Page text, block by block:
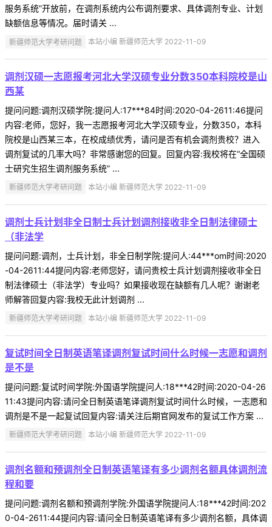
服务系统”开放前，在调剂系统内公布调剂要求、具体调剂专业、计划
缺额信息等情况。届时请关 ...
新疆师范大学考研问题 本站小编 新疆师范大学 2022-11-09
调剂汉硕一志愿报考河北大学汉硕专业分数350本科院校是山
西某
提问问题:调剂汉硕学院:提问人:17***84时间:2020-04-2611:46提问
内容:老师，您好，我一志愿报考河北大学汉硕专业，分数350，本科
院校是山西某三本，在校成绩优秀，请问是否有机会调剂贵校？进入
调剂复试的几率大吗？非常感谢您的回复。回复内容:我校将在“全国硕
士研究生招生调剂服务系统” ...
新疆师范大学考研问题 本站小编 新疆师范大学 2022-11-09
调剂士兵计划非全日制士兵计划调剂接收非全日制法律硕士
（非法学
提问问题:调剂，士兵计划，非全日制学院:提问人:44***om时间:2020
-04-2611:44提问内容:老师您好，请问贵校士兵计划调剂接收非全日
制法律硕士（非法学）专业吗？如果接收现在缺额有几人呢？谢谢老
师解答回复内容:我校无此计划调剂 ...
新疆师范大学考研问题 本站小编 新疆师范大学 2022-11-09
复试时间全日制英语笔译调剂复试时间什么时候一志愿和调剂
是不是
提问问题:复试时间学院:外国语学院提问人:18***42时间:2020-04-26
11:43提问内容:请问全日制英语笔译调剂复试时间什么时候，一志愿和
调剂是不是一起复试回复内容:请关注后期官网发布的复试工作方案 ...
新疆师范大学考研问题 本站小编 新疆师范大学 2022-11-09
调剂名额和预调剂全日制英语笔译有多少调剂名额具体调剂流
程和要
提问问题:调剂名额和预调剂学院:外国语学院提问人:18***42时间:202
0-04-2611:44提问内容:请问全日制英语笔译有多少调剂名额，具体调